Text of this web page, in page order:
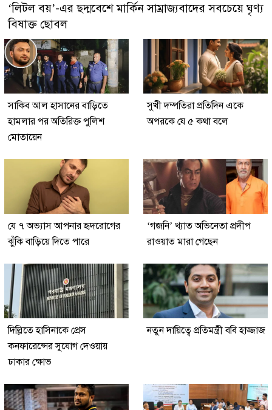
‘লিটল বয়’-এর ছদ্মবেশে মার্কিন সাম্রাজ্যবাদের সবচেয়ে ঘৃণ্য
বিষাক্ত ছোবল
সাকিব আল হাসানের বাড়িতে
হামলার পর অতিরিক্ত পুলিশ
মোতায়েন
সুখী দম্পতিরা প্রতিদিন একে
অপরকে যে ৫ কথা বলে
যে ৭ অভ্যাস আপনার হৃদরোগের
ঝুঁকি বাড়িয়ে দিতে পারে
‘গজনি’ খ্যাত অভিনেতা প্রদীপ
রাওয়াত মারা গেছেন
দিল্লিতে হাসিনাকে প্রেস
কনফারেন্সের সুযোগ দেওয়ায়
ঢাকার ক্ষোভ
নতুন দায়িত্বে প্রতিমন্ত্রী ববি হাজ্জাজ